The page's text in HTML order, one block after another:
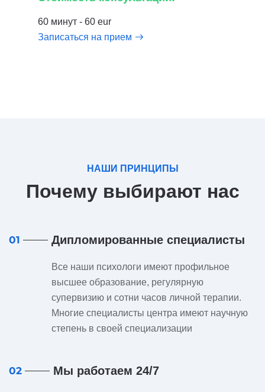
60 минут - 60 eur
Записаться на прием
НАШИ ПРИНЦИПЫ
Почему выбирают нас
01 Дипломированные специалисты
Все наши психологи имеют профильное
высшее образование, регулярную
супервизию и сотни часов личной терапии.
Многие специалисты центра имеют научную
степень в своей специализации
02 Мы работаем 24/7